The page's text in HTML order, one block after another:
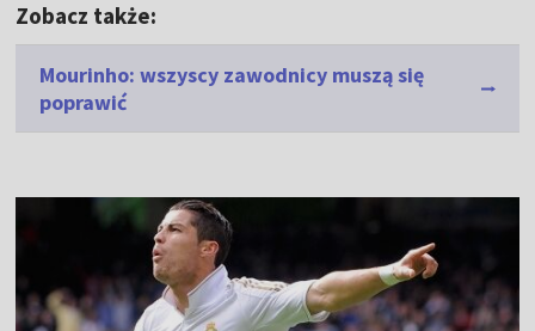
Zobacz także:
Mourinho: wszyscy zawodnicy muszą się
poprawić